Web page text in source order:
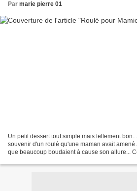
Par marie pierre 01
Un petit dessert tout simple mais tellement
souvenir d'un roulé qu'une maman avait
que beaucoup boudaient à cause son allure...